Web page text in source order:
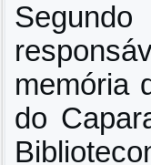
memória
do